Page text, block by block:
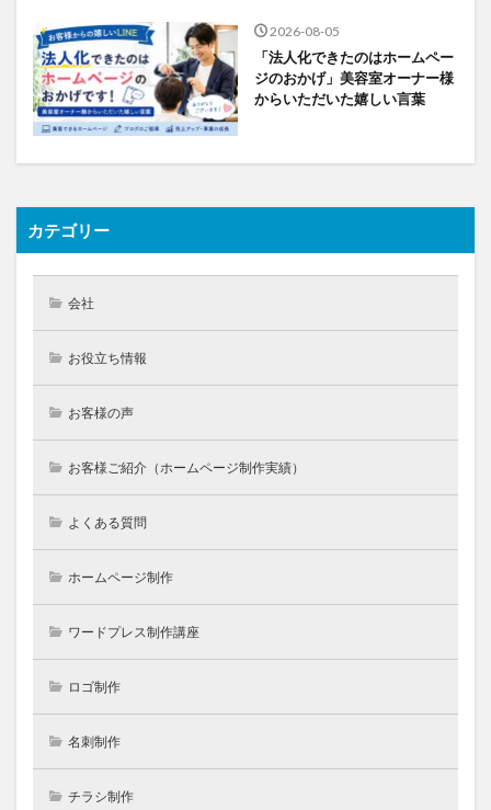
2026-08-05
「法人化できたのはホームペー
ジのおかげ」美容室オーナー様
からいただいた嬉しい言葉
カテゴリー
会社
お役立ち情報
お客様の声
お客様ご紹介（ホームページ制作実績）
よくある質問
ホームページ制作
ワードプレス制作講座
ロゴ制作
名刺制作
チラシ制作